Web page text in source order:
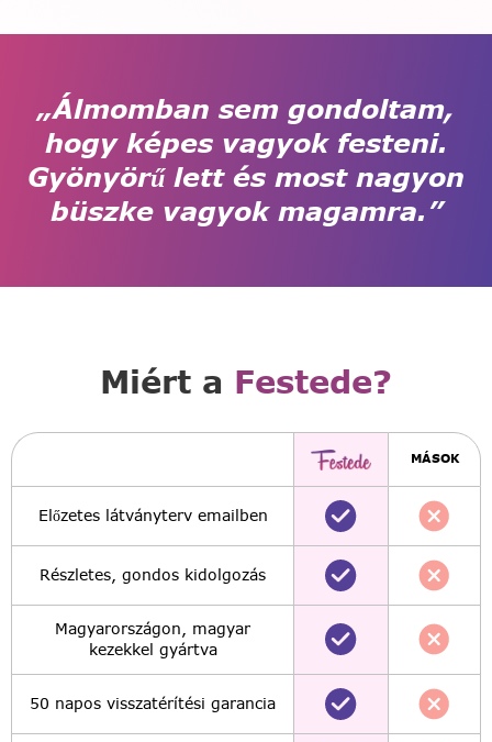
„Álmomban sem gondoltam,
hogy képes vagyok festeni.
Gyönyörű lett és most nagyon
büszke vagyok magamra.”
Miért a Festede?
MÁSOK
Előzetes látványterv emailben
Részletes, gondos kidolgozás
Magyarországon, magyar
kezekkel gyártva
50 napos visszatérítési garancia